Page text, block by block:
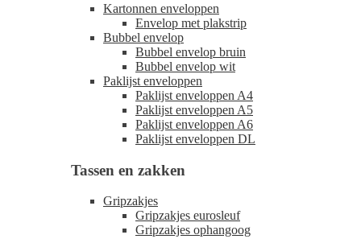
Kartonnen enveloppen
Envelop met plakstrip
Bubbel envelop
Bubbel envelop bruin
Bubbel envelop wit
Paklijst enveloppen
Paklijst enveloppen A4
Paklijst enveloppen A5
Paklijst enveloppen A6
Paklijst enveloppen DL
Tassen en zakken
Gripzakjes
Gripzakjes eurosleuf
Gripzakjes ophangoog